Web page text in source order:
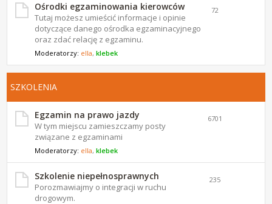
Ośrodki egzaminowania kierowców
Tutaj możesz umieścić informacje i opinie
dotyczące danego ośrodka egzaminacyjnego
oraz zdać relację z egzaminu.
Moderatorzy: ella,klebek
72
SZKOLENIA
Egzamin na prawo jazdy
W tym miejscu zamieszczamy posty
związane z egzaminami
Moderatorzy: ella,klebek
6701
Szkolenie niepełnosprawnych
Porozmawiajmy o integracji w ruchu
drogowym.
235